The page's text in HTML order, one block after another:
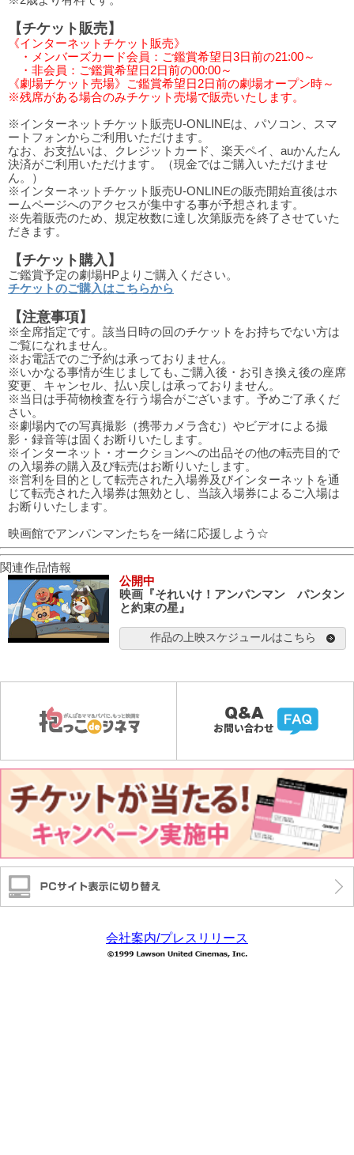
【チケット販売】
《インターネットチケット販売》
・メンバーズカード会員：ご鑑賞希望日3日前の21:00～
・非会員：ご鑑賞希望日2日前の00:00～
《劇場チケット売場》ご鑑賞希望日2日前の劇場オープン時～
※残席がある場合のみチケット売場で販売いたします。
※インターネットチケット販売U-ONLINEは、パソコン、スマ
ートフォンからご利用いただけます。
なお、お支払いは、クレジットカード、楽天ペイ、auかんたん
決済がご利用いただけます。（現金ではご購入いただけませ
ん。）
※インターネットチケット販売U-ONLINEの販売開始直後はホ
ームページへのアクセスが集中する事が予想されます。
※先着販売のため、規定枚数に達し次第販売を終了させていた
だきます。
【チケット購入】
ご鑑賞予定の劇場HPよりご購入ください。
チケットのご購入はこちらから
【注意事項】
※全席指定です。該当日時の回のチケットをお持ちでない方は
ご覧になれません。
※お電話でのご予約は承っておりません。
※いかなる事情が生じましても､ご購入後・お引き換え後の座席
変更、キャンセル、払い戻しは承っておりません。
※当日は手荷物検査を行う場合がございます。予めご了承くだ
さい。
※劇場内での写真撮影（携帯カメラ含む）やビデオによる撮
影・録音等は固くお断りいたします。
※インターネット・オークションへの出品その他の転売目的で
の入場券の購入及び転売はお断りいたします。
※営利を目的として転売された入場券及びインターネットを通
じて転売された入場券は無効とし、当該入場券によるご入場は
お断りいたします。
映画館でアンパンマンたちを一緒に応援しよう☆
関連作品情報
公開中
映画『それいけ！アンパンマン パンタン
と約束の星』
作品の上映スケジュールはこちら
会社案内/プレスリリース